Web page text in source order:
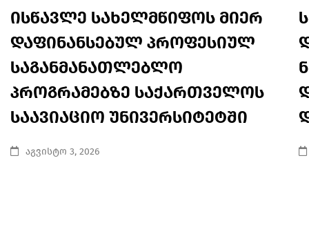
ისწავლე სახელმწიფოს მიერ
დაფინანსებულ პროფესიულ
საგანმანათლებლო
პროგრამებზე საქართველოს
საავიაციო უნივერსიტეტში
აგვისტო 3, 2026